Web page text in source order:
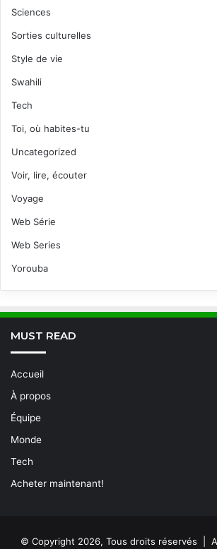
Sciences
Sorties culturelles
Style de vie
Swahili
Tech
Toi, où habites-tu
Uncategorized
Voir, lire, écouter
Voyage
Web Série
Web Series
Yorouba
MUST READ
Accueil
À propos
Équipe
Monde
Tech
Acheter maintenant!
© Copyright 2026, Tous droits réservés |